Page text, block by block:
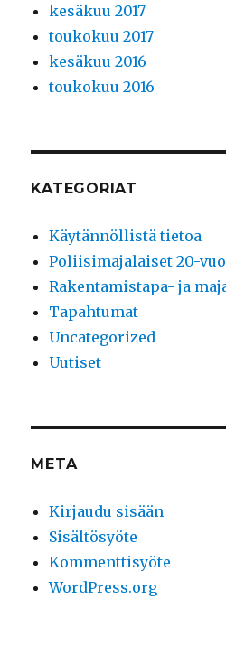
kesäkuu 2017
toukokuu 2017
kesäkuu 2016
toukokuu 2016
KATEGORIAT
Käytännöllistä tietoa
Poliisimajalaiset 20-
Rakentamistapa- ja
Tapahtumat
Uncategorized
Uutiset
META
Kirjaudu sisään
Sisältösyöte
Kommenttisyöte
WordPress.org